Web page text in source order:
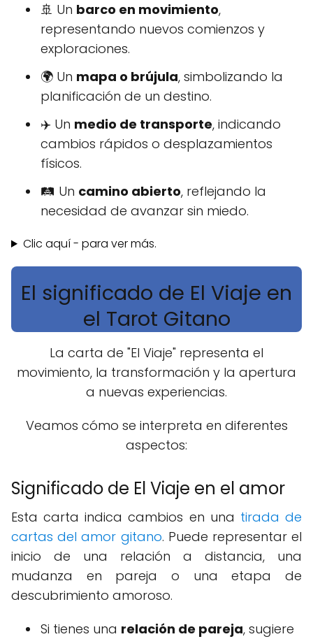
🚢 Un barco en movimiento,
representando nuevos comienzos y
exploraciones.
🌍 Un mapa o brújula, simbolizando la
planificación de un destino.
✈️ Un medio de transporte, indicando
cambios rápidos o desplazamientos
físicos.
🛤️ Un camino abierto, reflejando la
necesidad de avanzar sin miedo.
Clic aquí - para ver más.
El significado de El Viaje en
el Tarot Gitano
La carta de "El Viaje" representa el
movimiento, la transformación y la apertura
a nuevas experiencias.
Veamos cómo se interpreta en diferentes
aspectos:
Significado de El Viaje en el amor
Esta carta indica cambios en una tirada de
cartas del amor gitano. Puede representar el
inicio de una relación a distancia, una
mudanza en pareja o una etapa de
descubrimiento amoroso.
Si tienes una relación de pareja, sugiere